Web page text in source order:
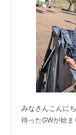
みなさんこんに
待ったGWが始ま